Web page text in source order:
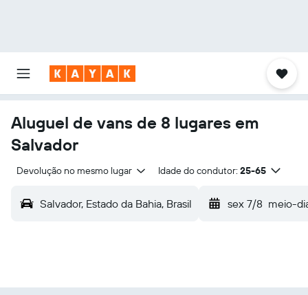
Aluguel de vans de 8 lugares em
Salvador
Devolução no mesmo lugar Idade do condutor: 25-65
Salvador, Estado da Bahia, Brasil sex 7/8 meio-